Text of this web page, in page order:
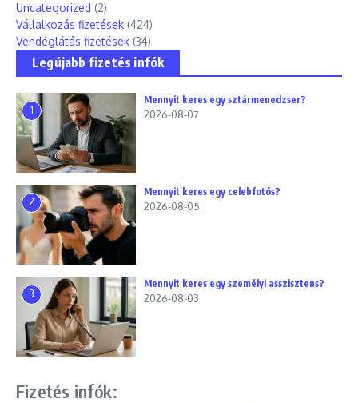
Uncategorized (2)
Vállalkozás fizetések (424)
Vendéglátás fizetések (34)
Legújabb fizetés infók
1
Mennyit keres egy sztármenedzser?
2026-08-07
2
Mennyit keres egy celebfotós?
2026-08-05
3
Mennyit keres egy személyi asszisztens?
2026-08-03
Fizetés infók: